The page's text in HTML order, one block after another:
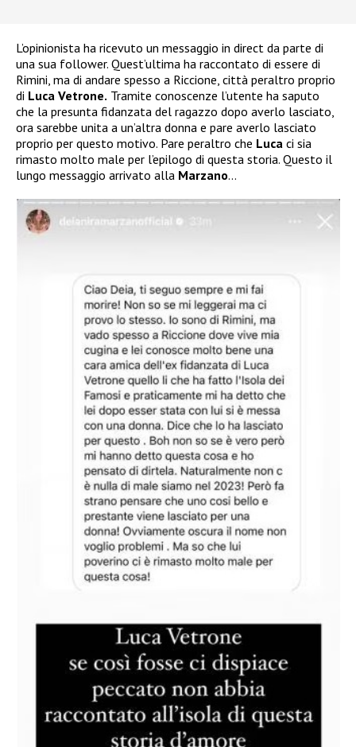
L’opinionista ha ricevuto un messaggio in direct da parte di
una sua follower. Quest’ultima ha raccontato di essere di
Rimini, ma di andare spesso a Riccione, città peraltro proprio
di Luca Vetrone. Tramite conoscenze l’utente ha saputo
che la presunta fidanzata del ragazzo dopo averlo lasciato,
ora sarebbe unita a un’altra donna e pare averlo lasciato
proprio per questo motivo. Pare peraltro che Luca ci sia
rimasto molto male per l’epilogo di questa storia. Questo il
lungo messaggio arrivato alla Marzano…